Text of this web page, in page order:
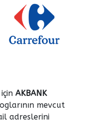
AKBANK
mevcut
adreslerini